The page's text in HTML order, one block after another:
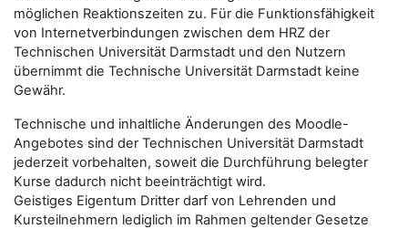
möglichen Reaktionszeiten zu. Für die Funktionsfähigkeit
von Internetverbindungen zwischen dem HRZ der
Technischen Universität Darmstadt und den Nutzern
übernimmt die Technische Universität Darmstadt keine
Gewähr.
Technische und inhaltliche Änderungen des Moodle-
Angebotes sind der Technischen Universität Darmstadt
jederzeit vorbehalten, soweit die Durchführung belegter
Kurse dadurch nicht beeinträchtigt wird.
Geistiges Eigentum Dritter darf von Lehrenden und
Kursteilnehmern lediglich im Rahmen geltender Gesetze